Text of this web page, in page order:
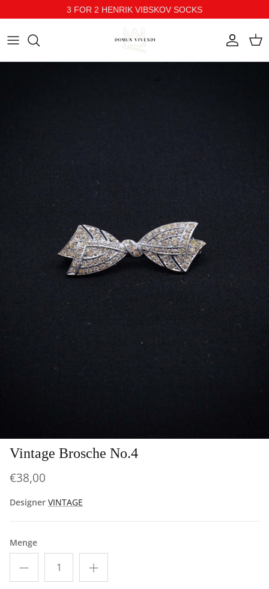
3 FOR 2 HENRIK VIBSKOV SOCKS
Konto
Vintage Brosche No.4
€38,00
Designer VINTAGE
Menge